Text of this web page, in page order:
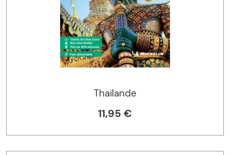
Thaïlande
11,95 €